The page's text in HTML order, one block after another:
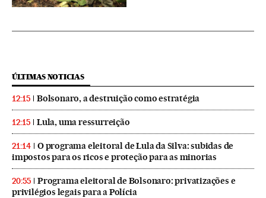
ÚLTIMAS NOTICIAS
12:15 Bolsonaro, a destruição como estratégia
12:15 Lula, uma ressurreição
21:14
O programa eleitoral de Lula da Silva: subidas de
impostos para os ricos e proteção para as minorias
20:55
Programa eleitoral de Bolsonaro: privatizações e
privilégios legais para a Polícia